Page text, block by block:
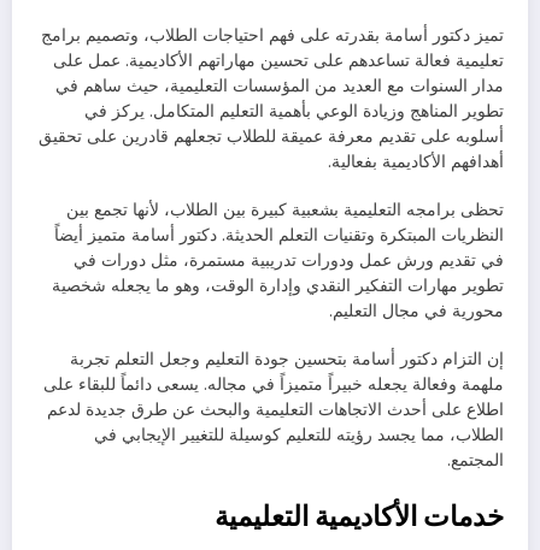
تميز دكتور أسامة بقدرته على فهم احتياجات الطلاب، وتصميم برامج
تعليمية فعالة تساعدهم على تحسين مهاراتهم الأكاديمية. عمل على
مدار السنوات مع العديد من المؤسسات التعليمية، حيث ساهم في
تطوير المناهج وزيادة الوعي بأهمية التعليم المتكامل. يركز في
أسلوبه على تقديم معرفة عميقة للطلاب تجعلهم قادرين على تحقيق
أهدافهم الأكاديمية بفعالية.
تحظى برامجه التعليمية بشعبية كبيرة بين الطلاب، لأنها تجمع بين
النظريات المبتكرة وتقنيات التعلم الحديثة. دكتور أسامة متميز أيضاً
في تقديم ورش عمل ودورات تدريبية مستمرة، مثل دورات في
تطوير مهارات التفكير النقدي وإدارة الوقت، وهو ما يجعله شخصية
محورية في مجال التعليم.
إن التزام دكتور أسامة بتحسين جودة التعليم وجعل التعلم تجربة
ملهمة وفعالة يجعله خبيراً متميزاً في مجاله. يسعى دائماً للبقاء على
اطلاع على أحدث الاتجاهات التعليمية والبحث عن طرق جديدة لدعم
الطلاب، مما يجسد رؤيته للتعليم كوسيلة للتغيير الإيجابي في
المجتمع.
خدمات الأكاديمية التعليمية